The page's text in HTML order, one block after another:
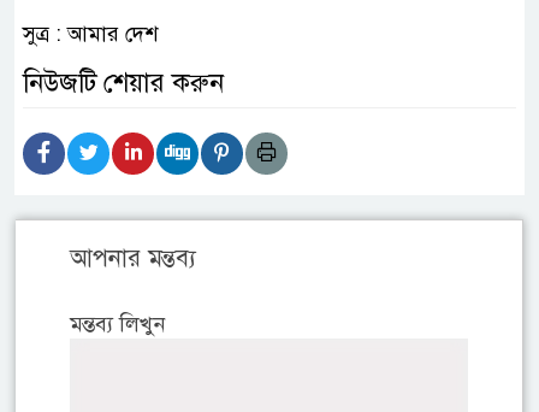
সুত্র : আমার দেশ
নিউজটি শেয়ার করুন
আপনার মন্তব্য
মন্তব্য লিখুন